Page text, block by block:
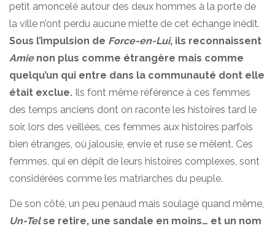
petit amoncelé autour des deux hommes à la porte de
la ville n’ont perdu aucune miette de cet échange inédit.
Sous l’impulsion de Force-en-Lui, ils reconnaissent
Amienon plus comme étrangère mais comme
quelqu’un qui entre dans la communauté dont elle
était exclue. Ils font même référence à ces femmes
des temps anciens dont on raconte les histoires tard le
soir, lors des veillées, ces femmes aux histoires parfois
bien étranges, où jalousie, envie et ruse se mêlent. Ces
femmes, qui en dépit de leurs histoires complexes, sont
considérées comme les matriarches du peuple.
De son côté, un peu penaud mais soulagé quand même,
Un-Telse retire, une sandale en moins… et un nom